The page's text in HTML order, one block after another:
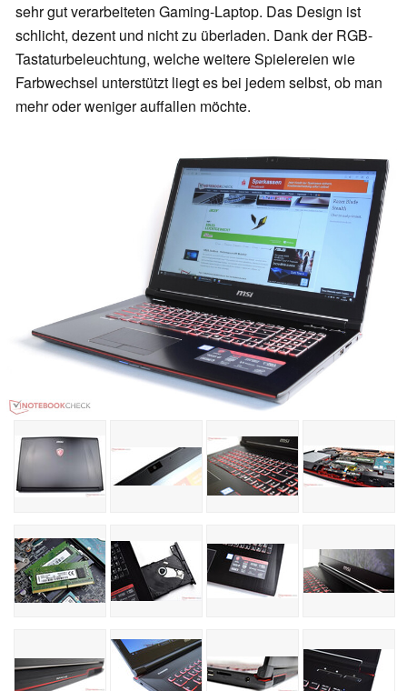
sehr gut verarbeiteten Gaming-Laptop. Das Design ist
schlicht, dezent und nicht zu überladen. Dank der RGB-
Tastaturbeleuchtung, welche weitere Spielereien wie
Farbwechsel unterstützt liegt es bei jedem selbst, ob man
mehr oder weniger auffallen möchte.